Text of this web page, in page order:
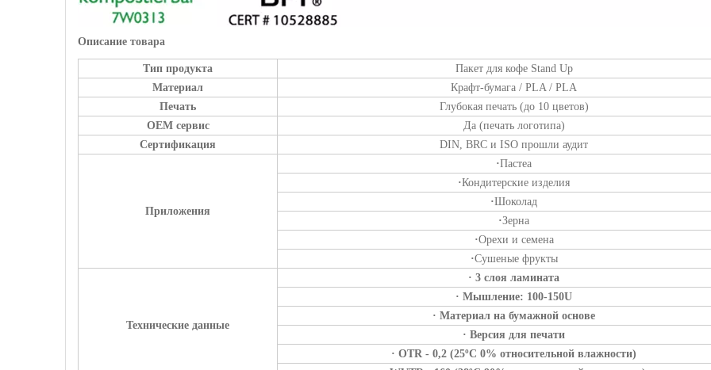
Описание товара
Тип продукта
Пакет для кофе Stand Up
Материал
Крафт-бумага / PLA / PLA
Печать
Глубокая печать (до 10 цветов)
OEM сервис
Да (печать логотипа)
Сертификация
DIN, BRC и ISO прошли аудит
Приложения
·Пастеа
·Кондитерские изделия
·Шоколад
·Зерна
·Орехи и семена
·Сушеные фрукты
Технические данные
· 3 слоя ламината
· Мышление: 100-150U
· Материал на бумажной основе
· Версия для печати
· OTR - 0,2 (25ºC 0% относительной влажности)